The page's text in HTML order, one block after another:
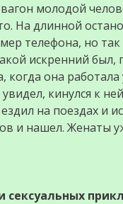
молодой
На длинной
телефона, но
искренний был,
когда она
кинулся к
на поездах и
и нашел. Женаты
сексуальных